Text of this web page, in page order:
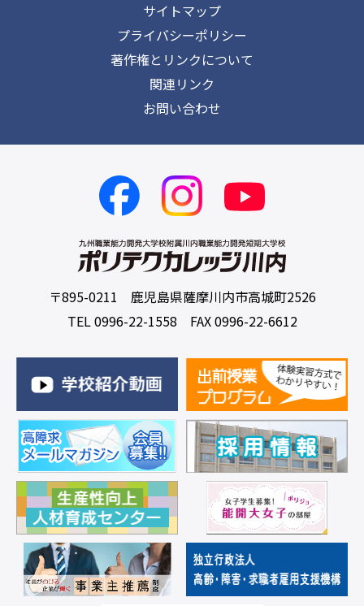
サイトマップ
プライバシーポリシー
著作権とリンクについて
関連リンク
お問い合わせ
〒895-0211 鹿児島県薩摩川内市高城町2526
TEL 0996-22-1558 FAX 0996-22-6612